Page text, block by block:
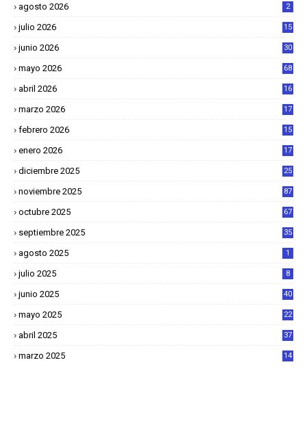
agosto 2026 2
julio 2026 15
junio 2026 30
mayo 2026 68
abril 2026
16
marzo 2026
17
febrero 2026
15
enero 2026
17
diciembre 2025
25
noviembre 2025 87
octubre 2025 67
septiembre 2025 35
agosto 2025 1
julio 2025 8
junio 2025 40
mayo 2025
22
abril 2025
37
marzo 2025
14